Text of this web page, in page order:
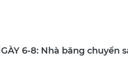
6-8: Nhà băng chuyển